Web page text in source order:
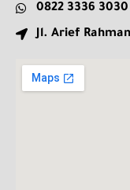
0822 3336 3030
Jl. Arief